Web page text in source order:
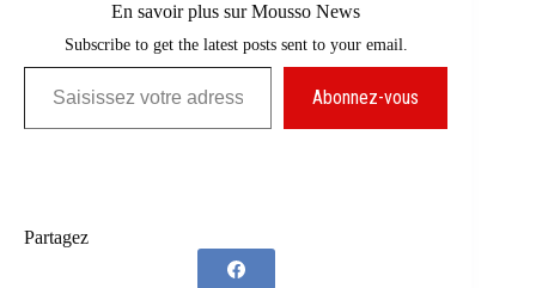
En savoir plus sur Mousso News
Subscribe to get the latest posts sent to your email.
Saisissez votre adresse e-mail…
Abonnez-vous
Partagez